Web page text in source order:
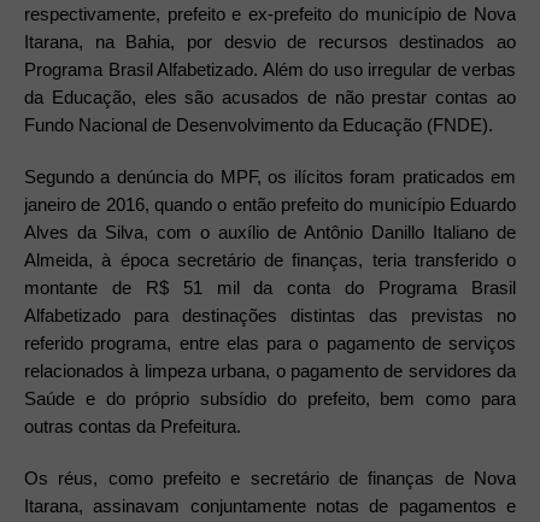
respectivamente, prefeito e ex-prefeito do município de Nova
Itarana, na Bahia, por desvio de recursos destinados ao
Programa Brasil Alfabetizado. Além do uso irregular de verbas
da Educação, eles são acusados de não prestar contas ao
Fundo Nacional de Desenvolvimento da Educação (FNDE).
Segundo a denúncia do MPF, os ilícitos foram praticados em
janeiro de 2016, quando o então prefeito do município Eduardo
Alves da Silva, com o auxílio de Antônio Danillo Italiano de
Almeida, à época secretário de finanças, teria transferido o
montante de R$ 51 mil da conta do Programa Brasil
Alfabetizado para destinações distintas das previstas no
referido programa, entre elas para o pagamento de serviços
relacionados à limpeza urbana, o pagamento de servidores da
Saúde e do próprio subsídio do prefeito, bem como para
outras contas da Prefeitura.
Os réus, como prefeito e secretário de finanças de Nova
Itarana, assinavam conjuntamente notas de pagamentos e